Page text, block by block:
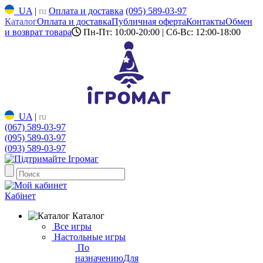
UA | ru Оплата и доставка (095) 589-03-97
КаталогОплата и доставкаПубличная офертаКонтактыОбмен
и возврат товара
Пн-Пт: 10:00-20:00 | Сб-Вс: 12:00-18:00
UA | ru
(067) 589-03-97
(095) 589-03-97
(093) 589-03-97
Кабінет
Каталог
Все игры
Настольные игры
По
назначениюДля